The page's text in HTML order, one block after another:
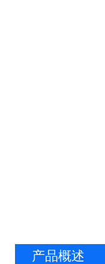
产品概述